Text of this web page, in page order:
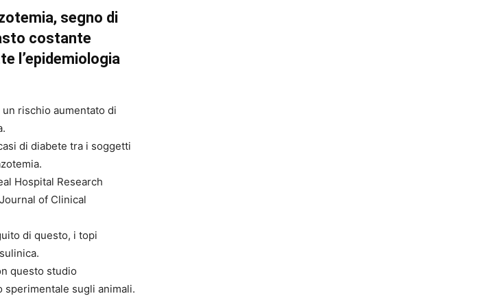
segno di
costante
l’epidemiologia
rischio aumentato di
di diabete tra i soggetti
Hospital Research
of Clinical
di questo, i topi
questo studio
sugli animali.